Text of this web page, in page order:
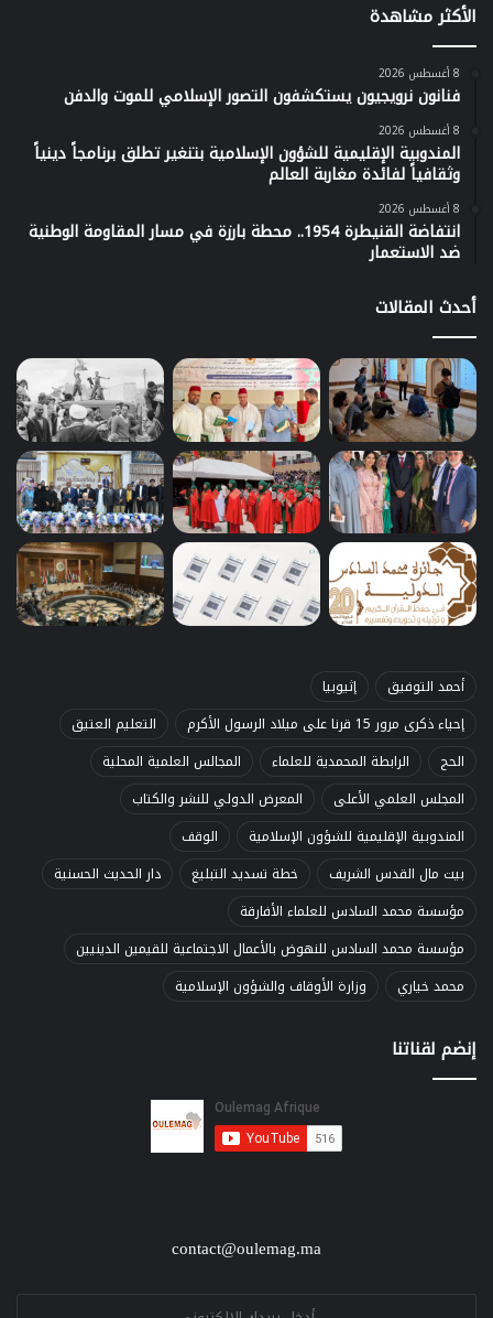
الأكثر مشاهدة
8 أغسطس 2026
فنانون نرويجيون يستكشفون التصور الإسلامي للموت والدفن
8 أغسطس 2026
المندوبية الإقليمية للشؤون الإسلامية بتنغير تطلق برنامجاً دينياً
وثقافياً لفائدة مغاربة العالم
8 أغسطس 2026
انتفاضة القنيطرة 1954.. محطة بارزة في مسار المقاومة الوطنية
ضد الاستعمار
أحدث المقالات
أحمد التوفيق
إثيوبيا
إحياء ذكرى مرور 15 قرنا على ميلاد الرسول الأكرم
التعليم العتيق
الحج
الرابطة المحمدية للعلماء
المجالس العلمية المحلية
المجلس العلمي الأعلى
المعرض الدولي للنشر والكتاب
المندوبية الإقليمية للشؤون الإسلامية
الوقف
بيت مال القدس الشريف
خطة تسديد التبليغ
دار الحديث الحسنية
مؤسسة محمد السادس للعلماء الأفارقة
مؤسسة محمد السادس للنهوض بالأعمال الاجتماعية للقيمين الدينيين
محمد خياري
وزارة الأوقاف والشؤون الإسلامية
إنضم لقناتنا
contact@oulemag.ma